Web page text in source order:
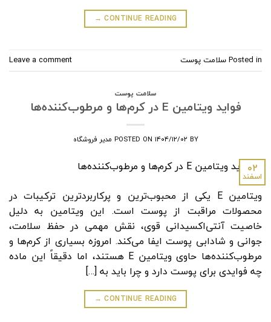
CONTINUE READING
→
Posted inسلامت پوست Leave a comment
سلامت پوست
فواید ویتامین E در کرم‌ها و مرطوب‌کننده‌ها
POSTED ON ۱۴۰۴/۱۲/۰۲ BY مدیر فروشگاه
۰۲
اسفند
ویتامین E یکی از محبوب‌ترین و پرکاربردترین ترکیبات در
محصولات مراقبت از پوست است. این ویتامین به دلیل
خاصیت آنتی‌اکسیدانی قوی، نقش مهمی در حفظ سلامت،
جوانی و شادابی پوست ایفا می‌کند. امروزه بسیاری از کرم‌ها و
مرطوب‌کننده‌ها حاوی ویتامین E هستند، اما دقیقاً این ماده
چه فوایدی برای پوست دارد و چرا باید به […]
CONTINUE READING
→